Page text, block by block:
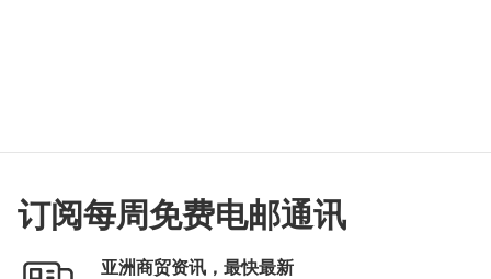
订阅每周免费电邮通讯
亚洲商贸资讯，最快最新